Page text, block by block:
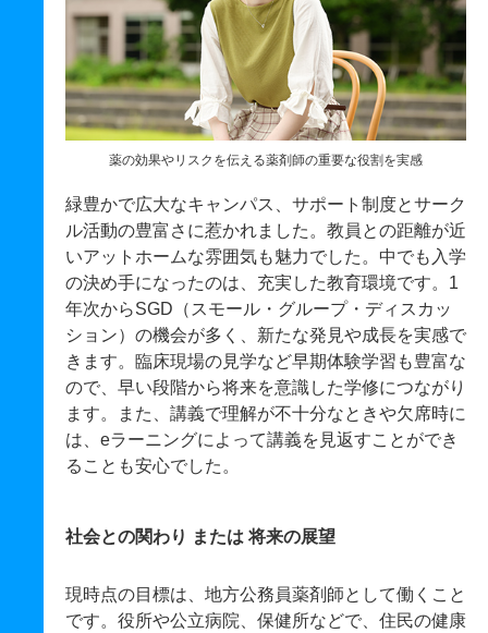
薬の効果やリスクを伝える薬剤師の重要な役割を実感
緑豊かで広大なキャンパス、サポート制度とサーク
ル活動の豊富さに惹かれました。教員との距離が近
いアットホームな雰囲気も魅力でした。中でも入学
の決め手になったのは、充実した教育環境です。1
年次からSGD（スモール・グループ・ディスカッ
ション）の機会が多く、新たな発見や成長を実感で
きます。臨床現場の見学など早期体験学習も豊富な
ので、早い段階から将来を意識した学修につながり
ます。また、講義で理解が不十分なときや欠席時に
は、eラーニングによって講義を見返すことができ
ることも安心でした。
社会との関わり または 将来の展望
現時点の目標は、地方公務員薬剤師として働くこと
です。役所や公立病院、保健所などで、住民の健康